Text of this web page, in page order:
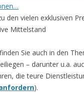
den vielen exklusiven
Mittelstand
Sie auch in den
– darunter u.a.
die teure
).